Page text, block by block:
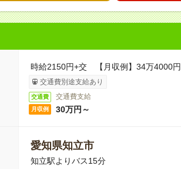
時給2150円+交 【月収例】34万4000円
交通費別途支給あり
交通費 交通費支給
月収例 30万円～
愛知県知立市
知立駅よりバス15分